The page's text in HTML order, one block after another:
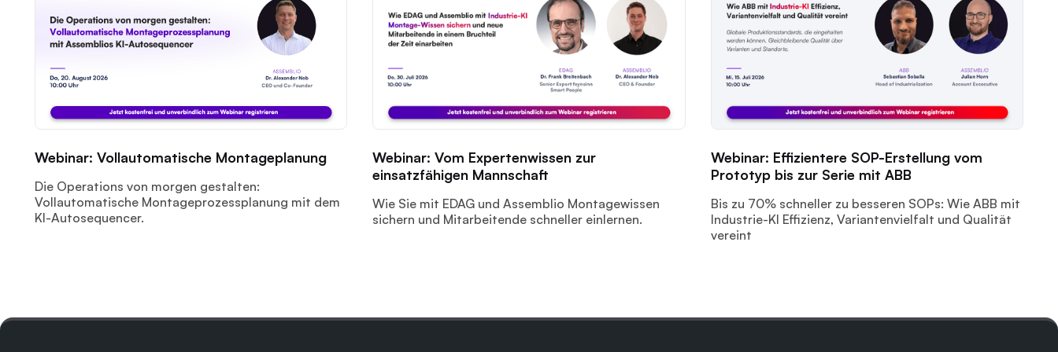
Webinar: Vollautomatische Montageplanung
Die Operations von morgen gestalten:
Vollautomatische Montageprozessplanung mit dem
KI-Autosequencer.
Webinar: Vom Expertenwissen zur
einsatzfähigen Mannschaft
Wie Sie mit EDAG und Assemblio Montagewissen
sichern und Mitarbeitende schneller einlernen.
Webinar: Effizientere SOP-Erstellung vom
Prototyp bis zur Serie mit ABB
Bis zu 70% schneller zu besseren SOPs: Wie ABB mit
Industrie-KI Effizienz, Variantenvielfalt und Qualität
vereint